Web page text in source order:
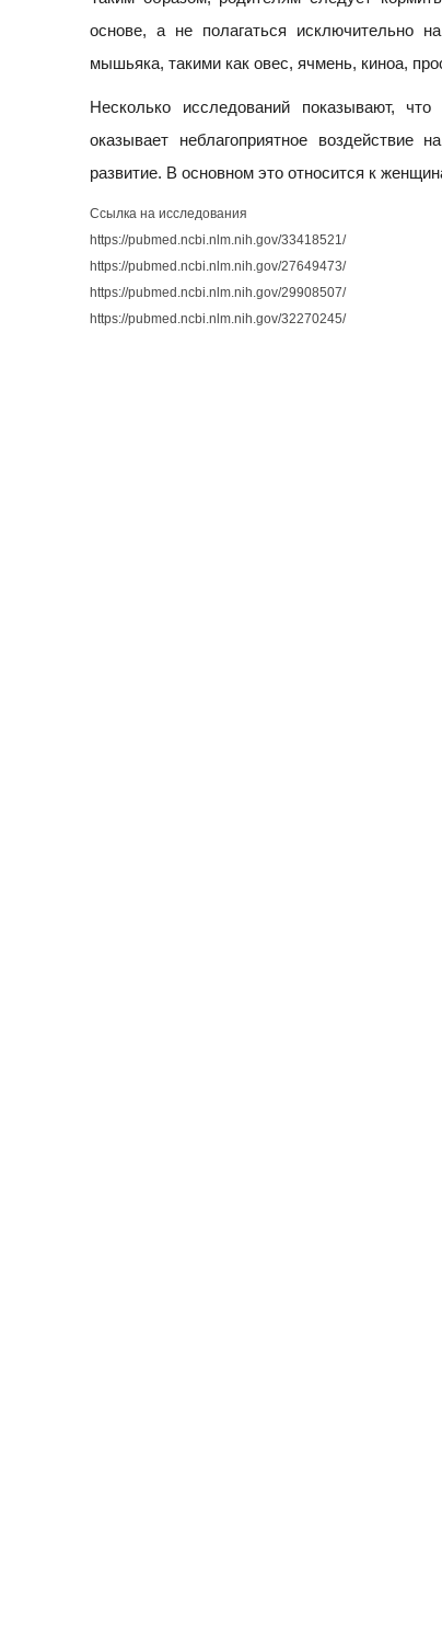
основе, а не полагаться исключительно
мышьяка, такими как овес, ячмень, киноа,
Несколько исследований показывают,
оказывает неблагоприятное
развитие. В основном это относится к
Ссылка на исследования
https://pubmed.ncbi.nlm.nih.gov/33418521/
https://pubmed.ncbi.nlm.nih.gov/27649473/
https://pubmed.ncbi.nlm.nih.gov/29908507/
https://pubmed.ncbi.nlm.nih.gov/32270245/